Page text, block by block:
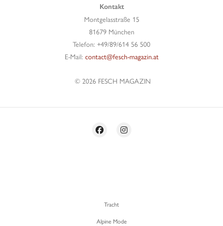
Kontakt
Montgelasstraße 15
81679 München
Telefon: +49/89/614 56 500
E-Mail: contact@fesch-magazin.at
© 2026 FESCH MAGAZIN
Tracht
Alpine Mode